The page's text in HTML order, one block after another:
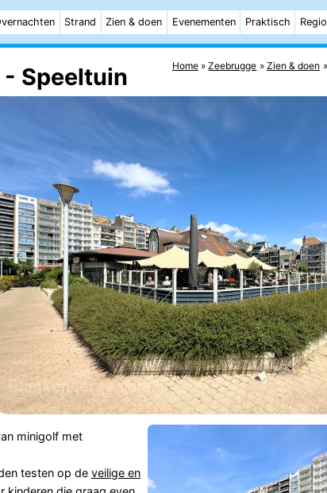
Strand Zien & doen Evenementen Praktisch Regio
Home Zeebrugge Zien & doen
Speeltuin
minigolf met
testen op de veilige en